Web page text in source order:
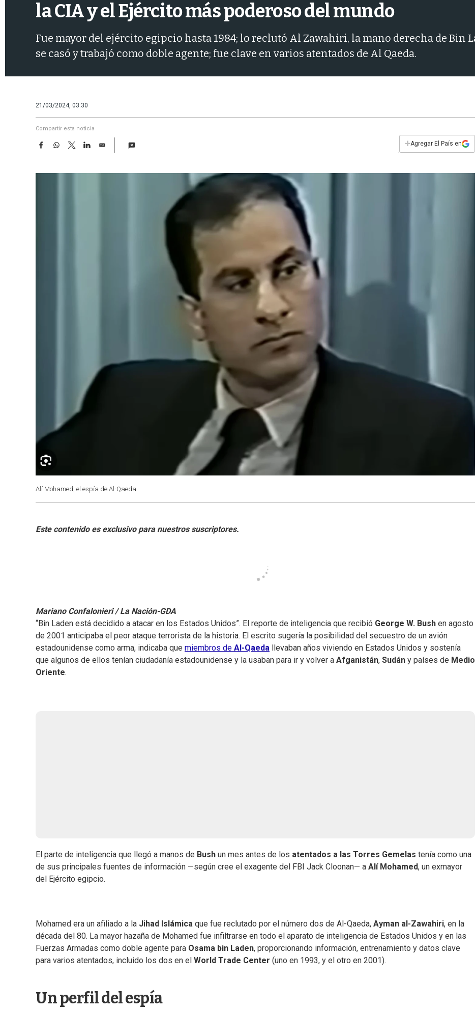
la CIA y el Ejército más poderoso del mundo
Fue mayor del ejército egipcio hasta 1984; lo reclutó Al Zawahiri, la mano derecha de Bin
se casó y trabajó como doble agente; fue clave en varios atentados de Al Qaeda.
21/03/2024, 03:30
Compartir esta noticia
F
e
W
t
T
w
t
L
k
E
i
+Agregar El País en
Alí Mohamed, el espía de Al-Qaeda
Mariano Confalonieri / La Nación-GDA
“Bin Laden está decidido a atacar en los Estados Unidos”. El reporte de inteligencia que recibió George W. Bush en agosto
de 2001 anticipaba el peor ataque terrorista de la historia. El escrito sugería la posibilidad del secuestro de un avión
estadounidense como arma, indicaba que miembros de Al-Qaeda
llevaban años viviendo en Estados Unidos y sostenía
que algunos de ellos tenían ciudadanía estadounidense y la usaban para ir y volver a Afganistán, Sudán y países de Medio
Oriente.
El parte de inteligencia que llegó a manos de Bush un mes antes de los atentados a las Torres Gemelas tenía como una
de sus principales fuentes de información —según cree el exagente del FBI Jack Cloonan— a Alí Mohamed, un exmayor
del Ejército egipcio.
Mohamed era un afiliado a la Jihad Islámica que fue reclutado por el número dos de Al-Qaeda, Ayman al-Zawahiri, en la
década del 80. La mayor hazaña de Mohamed fue infiltrarse en todo el aparato de inteligencia de Estados Unidos y en las
Fuerzas Armadas como doble agente para Osama bin Laden, proporcionando información, entrenamiento y datos clave
para varios atentados, incluido los dos en el World Trade Center (uno en 1993, y el otro en 2001).
Un perfil del espía